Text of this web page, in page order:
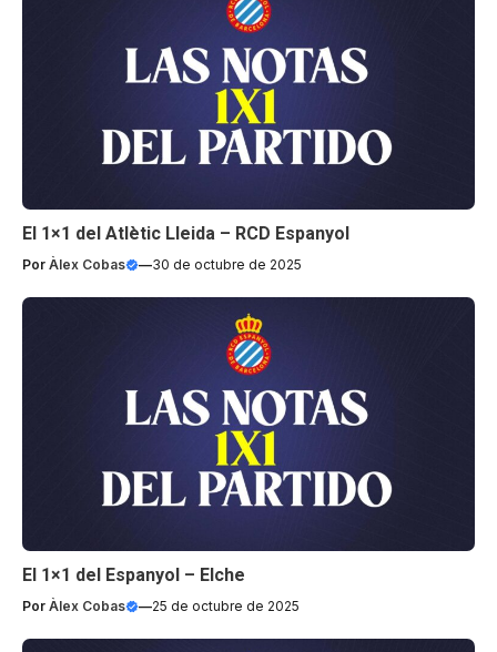
El 1×1 del Atlètic Lleida – RCD Espanyol
Por Àlex Cobas —30 de octubre de 2025
El 1×1 del Espanyol – Elche
Por Àlex Cobas —25 de octubre de 2025